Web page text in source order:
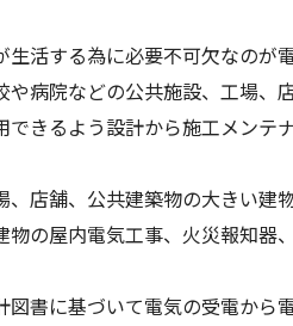
生活する為に必要不可欠なのが
や病院などの公共施設、工場、
できるよう設計から施工メンテ
、店舗、公共建築物の大きい建
物の屋内電気工事、火災報知器
図書に基づいて電気の受電から